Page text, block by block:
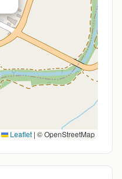
Leaflet | © OpenStreetMap